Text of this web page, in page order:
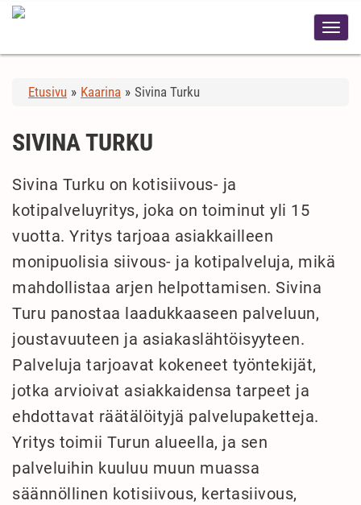
Etusivu » Kaarina » Sivina Turku
SIVINA TURKU
Sivina Turku on kotisiivous- ja
kotipalveluyritys, joka on toiminut yli 15
vuotta. Yritys tarjoaa asiakkailleen
monipuolisia siivous- ja kotipalveluja, mikä
mahdollistaa arjen helpottamisen. Sivina
Turu panostaa laadukkaaseen palveluun,
joustavuuteen ja asiakaslähtöisyyteen.
Palveluja tarjoavat kokeneet työntekijät,
jotka arvioivat asiakkaidensa tarpeet ja
ehdottavat räätälöityjä palvelupaketteja.
Yritys toimii Turun alueella, ja sen
palveluihin kuuluu muun muassa
säännöllinen kotisiivous, kertasiivous,